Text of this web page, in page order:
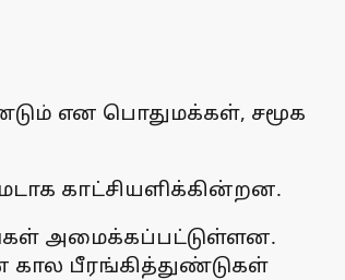
என பொதுமக்கள், சமூக
காட்சியளிக்கின்றன.
அமைக்கப்பட்டுள்ளன.
கால பீரங்கித்துண்டுகள்